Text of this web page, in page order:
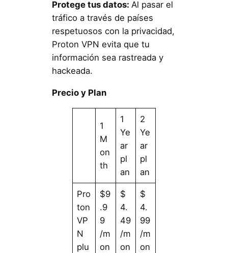
Protege tus datos: Al pasar el
tráfico a través de países
respetuosos con la privacidad,
Proton VPN evita que tu
información sea rastreada y
hackeada.
Precio y Plan
1
M
on
th
1
Ye
ar
pl
an
2
Ye
ar
pl
an
Pro
ton
VP
N
plu
$9
.9
9
/m
on
$
4.
49
/m
on
$
4.
99
/m
on